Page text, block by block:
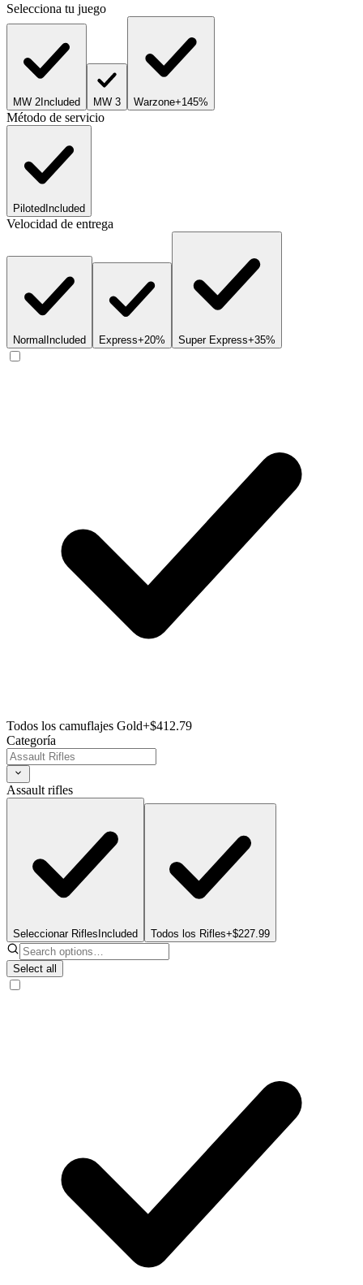
Selecciona tu juego
MW 2Included MW 3 Warzone+145%
Método de servicio
PilotedIncluded
Velocidad de entrega
NormalIncluded Express+20% Super Express+35%
Todos los camuflajes Gold+$412.79
Categoría
Assault rifles
Seleccionar Rifles Included Todos los Rifles+$227.99
Select all